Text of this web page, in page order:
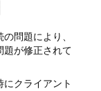
問題により、
題が修正されて
クライアント